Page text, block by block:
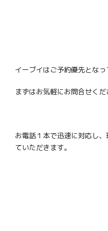
イーブイはご予約優先となっ
まずはお気軽にお問合せくだ
お電話１本で迅速に対応し
ていただきます。